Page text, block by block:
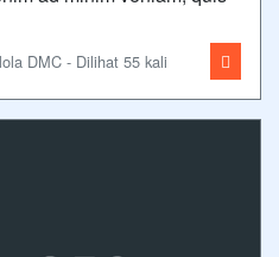
DMC - Dilihat 55 kali